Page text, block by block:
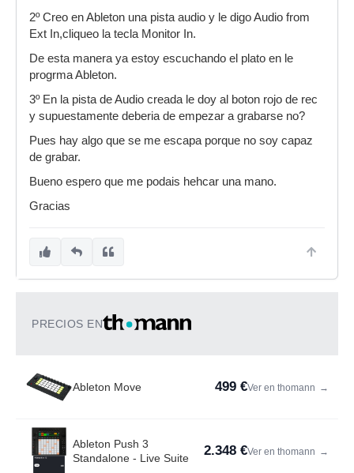
2º Creo en Ableton una pista audio y le digo Audio from
Ext In,cliqueo la tecla Monitor In.
De esta manera ya estoy escuchando el plato en le
progrma Ableton.
3º En la pista de Audio creada le doy al boton rojo de rec
y supuestamente deberia de empezar a grabarse no?
Pues hay algo que se me escapa porque no soy capaz
de grabar.
Bueno espero que me podais hehcar una mano.
Gracias
PRECIOS EN
Ableton Move 499 €Ver en thomann →
Ableton Push 3
Standalone - Live Suite
2.348 €Ver en thomann →